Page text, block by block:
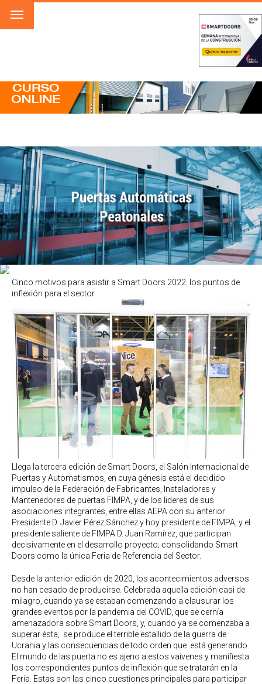
Cinco motivos para asistir a Smart Doors 2022. los puntos de
inflexión para el sector
Llega la tercera edición de Smart Doors, el Salón Internacional de
Puertas y Automatismos, en cuya génesis está el decidido
impulso de la Federación de Fabricantes, Instaladores y
Mantenedores de puertas FIMPA, y de los lideres de sus
asociaciones integrantes, entre ellas AEPA con su anterior
Presidente D. Javier Pérez Sánchez y hoy presidente de FIMPA, y el
presidente saliente de FIMPA D. Juan Ramírez, que participan
decisivamente en el desarrollo proyecto; consolidando Smart
Doors como la única Feria de Referencia del Sector.
Desde la anterior edición de 2020, los acontecimientos adversos
no han cesado de producirse. Celebrada aquella edición casi de
milagro, cuando ya se estaban comenzando a clausurar los
grandes eventos por la pandemia del COVID, que se cernía
amenazadora sobre Smart Doors, y, cuando ya se comenzaba a
superar ésta, se produce el terrible estallido de la guerra de
Ucrania y las consecuencias de todo orden que está generando.
El mundo de las puerta no es ajeno a estos vaivenes y manifiesta
los correspondientes puntos de inflexión que se tratarán en la
Feria. Estas son las cinco cuestiones principales para participar